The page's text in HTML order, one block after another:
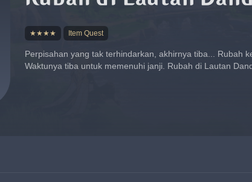
★★★★ Item Quest
Perpisahan yang tak terhindarkan, akhirnya tiba... Rubah
Waktunya tiba untuk memenuhi janji. Rubah di Lautan